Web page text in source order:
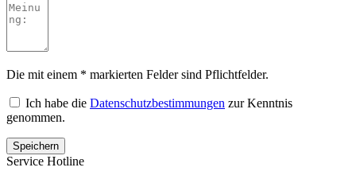
Die mit einem * markierten Felder sind Pflichtfelder.
Ich habe die Datenschutzbestimmungen zur Kenntnis
genommen.
Service Hotline